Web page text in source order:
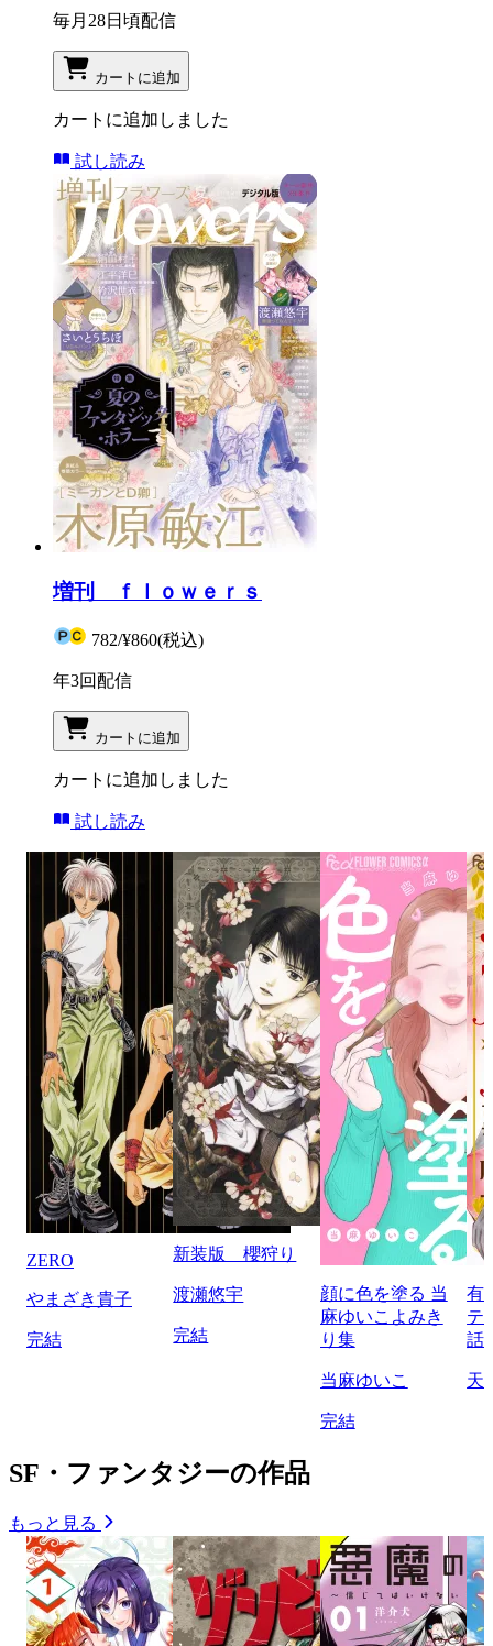
毎月28日頃配信
カートに追加
カートに追加しました
試し読み
増刊 ｆｌｏｗｅｒｓ
782/¥860(税込)
年3回配信
カートに追加
カートに追加しました
試し読み
ZERO
やまざき貴子
完結
新装版 櫻狩り
渡瀬悠宇
完結
顔に色を塗る 当
麻ゆいこよみき
り集
当麻ゆいこ
完結
有
テ
話
天
SF・ファンタジーの作品
もっと見る